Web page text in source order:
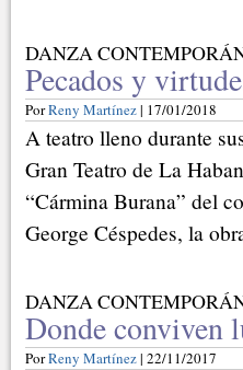
DANZA
Pecados y
PorReny Martínez| 17/01/2018
A teatro lleno durante
Gran Teatro de La
“Cármina Burana” del
George Céspedes, la
DANZA
Donde conviven
PorReny Martínez| 22/11/2017